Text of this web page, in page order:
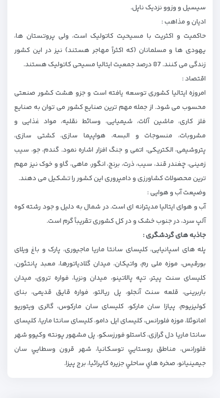
سیسیل و وزوو نزدیک ناپل.
ادیان و مذاهب :
حاکمیت و اکثریت با مسیحیت کاتولیک است، ولی پروتستان ‌ها،
یهودی ‌ها و مسلمانان (که اکثراً مهاجر هستند) نیز در این کشور
زندگی می ‌کنند. 87 درصد جمعیت ایتالیا مسیحی کاتولیک هستند.
اقتصاد :
امروزه ایتالیا کشوری توسعه یافته است و جزو هشت کشور صنعتی
محسوب می شود. از جمله مهم ‌ترین صنایع کشور می‌ توان به صنایع
فلز کاری، ماشین‌ آلات، شیمیایی، وسائط نقلیه، مواد غذایی و
مشروبات، منسوجات و البسه، هواپیما سازی، کشتی‌ سازی،
پتروشیمی، الکتریکی، اتمی و جنگ ‌افزار اشاره نمود. گندم، جو، سیب‌
زمینی، چغندر قند، سیب، ذرت، برنج، انگور، ماهی، گاو و خوک نیز مهم
ترین محصولات کشاورزی و دامپروری این کشور را تشکیل می ‌دهند.
وضیعت آب و هوایی :
آب و هوای ایتالیا مدیترانه ‌ای است. در شمال به دلیل و جود رشته‌ کوه
آلپ سرد، در جنوب خشک و در کل کشوری تقریباً گرم است.
جاذبه های گردشگری :
پله های اسپانیایی، کلیسای سانتا ماریا ماجیوری، پارک و باغ ویلای
بورقیس، موزه ملی رم، واتیکان، میدان گلادیاتورها، معبد پانتئون،
کلیسای سنت پیتر، تپه پالاتینو، میدان ونزیا، فواره تروی، میدان
باربرینی، قلعه سنت آنجلو، پل ريالتو، فواره قایق قدیمی، بنای
کولیزیوم، پيازا سان ماركو، کلیسای سان مارکوس، گالری ویتوریو
امانوئلا، موزه فلورانس، کلیسای ایل دامو، کلیسای سانتا ماریا، کلیسای
سانتا ماریا دل گرازی، کاستلو فورزسکو، پل مشهور پونته وكيوو شهر
فلورانس، مناطق روستايي توسكانيا، شهر قرون وسطايي سان
جيمينيانو، صخره هاي ساحلي جزيره كاپرائيا، برج پیزا.